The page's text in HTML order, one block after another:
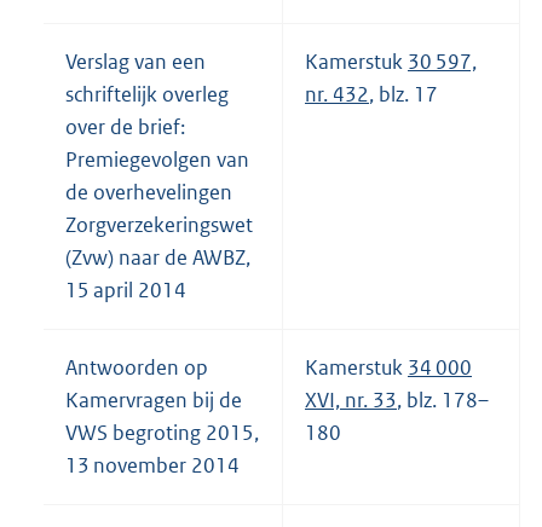
Verslag van een
schriftelijk overleg
over de brief:
Premiegevolgen van
de overhevelingen
Zorgverzekeringswet
(Zvw) naar de AWBZ,
15 april 2014
Kamerstuk 30 597,
nr. 432, blz. 17
Antwoorden op
Kamervragen bij de
VWS begroting 2015,
13 november 2014
Kamerstuk 34 000
XVI, nr. 33, blz. 178–
180